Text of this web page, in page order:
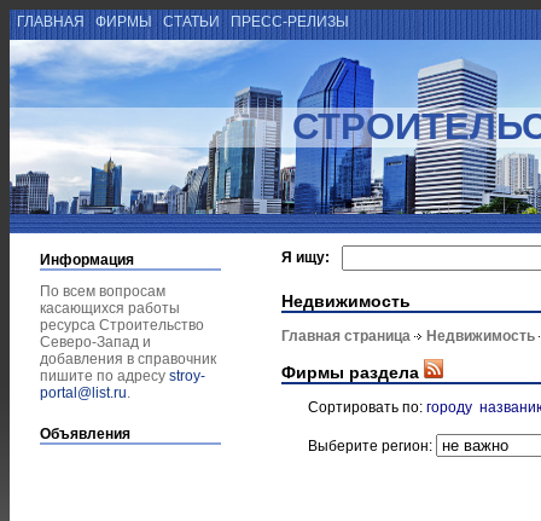
ГЛАВНАЯ ФИРМЫ СТАТЬИ ПРЕСС-РЕЛИЗЫ
Информация
По всем вопросам
касающихся работы
ресурса Строительство
Северо-Запад и
добавления в справочник
пишите по адресу stroy-
portal@list.ru.
Объявления
Я ищу:
Недвижимость
Главная страница Недвижимость
Фирмы раздела
Сортировать по: городу
Выберите регион: